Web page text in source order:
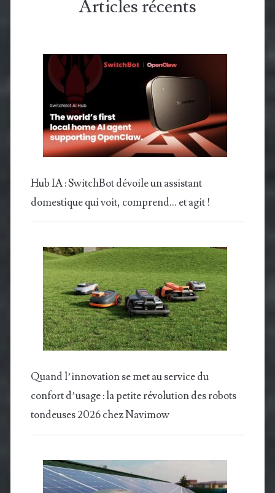
Articles récents
Hub IA : SwitchBot dévoile un assistant
domestique qui voit, comprend… et agit !
Quand l’innovation se met au service du
confort d’usage : la petite révolution des robots
tondeuses 2026 chez Navimow